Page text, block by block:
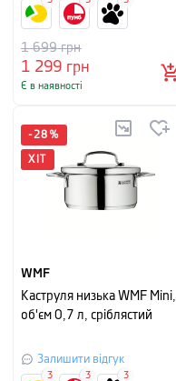
1 299 грн
1 699грн
Є в наявності
-28 %
ХІТ
WMF
Каструля низька WMF Mini,
об'єм 0,7 л, сріблястий
Залишити відгук
3 3 3